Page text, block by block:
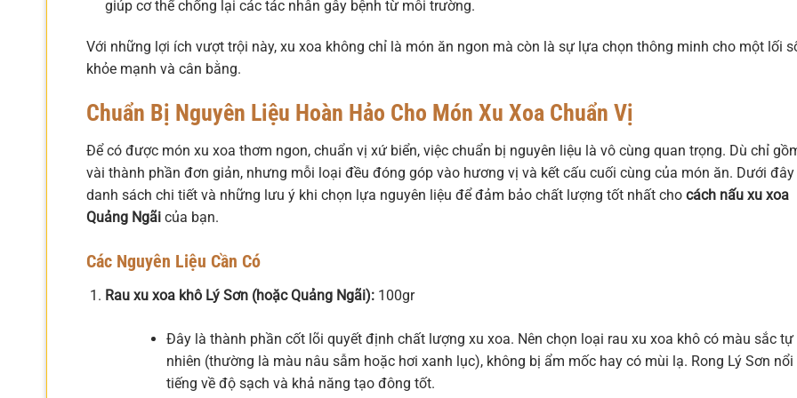
giúp cơ thể chống lại các tác nhân gây bệnh từ môi trường.
Với những lợi ích vượt trội này, xu xoa không chỉ là món ăn ngon mà còn là sự lựa chọn thông minh cho một lối
khỏe mạnh và cân bằng.
Chuẩn Bị Nguyên Liệu Hoàn Hảo Cho Món Xu Xoa Chuẩn Vị
Để có được món xu xoa thơm ngon, chuẩn vị xứ biển, việc chuẩn bị nguyên liệu là vô cùng quan trọng. Dù chỉ
vài thành phần đơn giản, nhưng mỗi loại đều đóng góp vào hương vị và kết cấu cuối cùng của món ăn. Dưới đây
danh sách chi tiết và những lưu ý khi chọn lựa nguyên liệu để đảm bảo chất lượng tốt nhất cho cách nấu xu xoa
Quảng Ngãi của bạn.
Các Nguyên Liệu Cần Có
Rau xu xoa khô Lý Sơn (hoặc Quảng Ngãi):100gr
Đây là thành phần cốt lõi quyết định chất lượng xu xoa. Nên chọn loại rau xu xoa khô có màu sắc tự
nhiên (thường là màu nâu sẫm hoặc hơi xanh lục), không bị ẩm mốc hay có mùi lạ. Rong Lý Sơn nổi
tiếng về độ sạch và khả năng tạo đông tốt.